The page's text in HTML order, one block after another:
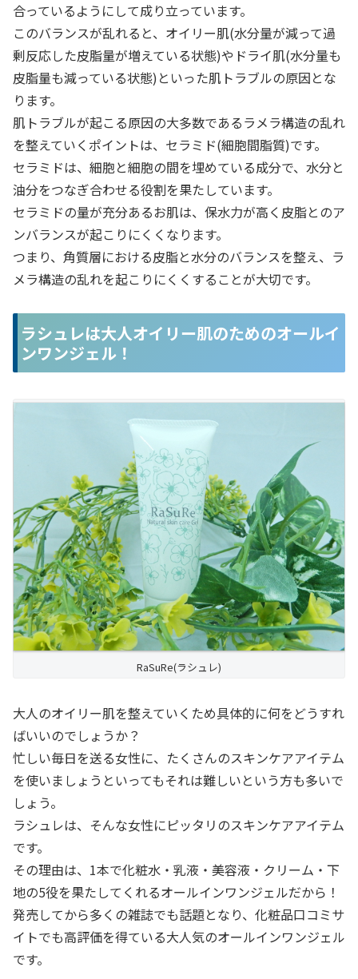
合っているようにして成り立っています。
このバランスが乱れると、オイリー肌(水分量が減って過
剰反応した皮脂量が増えている状態)やドライ肌(水分量も
皮脂量も減っている状態)といった肌トラブルの原因とな
ります。
肌トラブルが起こる原因の大多数であるラメラ構造の乱れ
を整えていくポイントは、セラミド(細胞間脂質)です。
セラミドは、細胞と細胞の間を埋めている成分で、水分と
油分をつなぎ合わせる役割を果たしています。
セラミドの量が充分あるお肌は、保水力が高く皮脂とのア
ンバランスが起こりにくくなります。
つまり、角質層における皮脂と水分のバランスを整え、ラ
メラ構造の乱れを起こりにくくすることが大切です。
ラシュレは大人オイリー肌のためのオールイ
ンワンジェル！
RaSuRe(ラシュレ)
大人のオイリー肌を整えていくため具体的に何をどうすれ
ばいいのでしょうか？
忙しい毎日を送る女性に、たくさんのスキンケアアイテム
を使いましょうといってもそれは難しいという方も多いで
しょう。
ラシュレは、そんな女性にピッタリのスキンケアアイテム
です。
その理由は、1本で化粧水・乳液・美容液・クリーム・下
地の5役を果たしてくれるオールインワンジェルだから！
発売してから多くの雑誌でも話題となり、化粧品口コミサ
イトでも高評価を得ている大人気のオールインワンジェル
です。